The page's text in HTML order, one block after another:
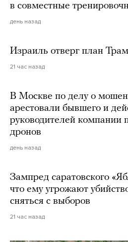
в совместные
день назад
Израиль отверг план
21 час назад
В Москве по делу о
арестовали бывшего и
руководителей компании
дронов
день назад
Зампред саратовского
что ему угрожают
сняться с выборов
21 час назад